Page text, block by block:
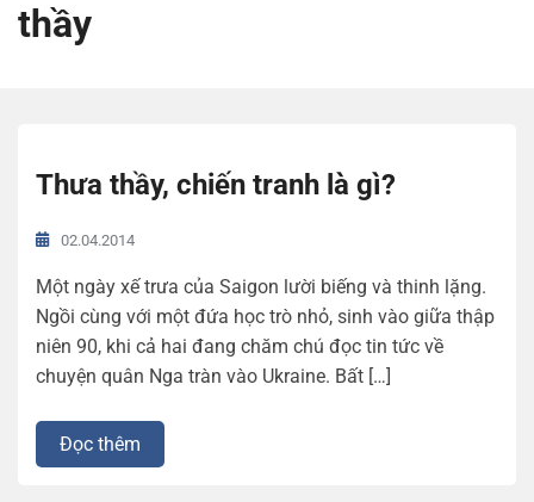
thầy
Thưa thầy, chiến tranh là gì?
02.04.2014
Một ngày xế trưa của Saigon lười biếng và thinh lặng.
Ngồi cùng với một đứa học trò nhỏ, sinh vào giữa thập
niên 90, khi cả hai đang chăm chú đọc tin tức về
chuyện quân Nga tràn vào Ukraine. Bất […]
Đọc thêm